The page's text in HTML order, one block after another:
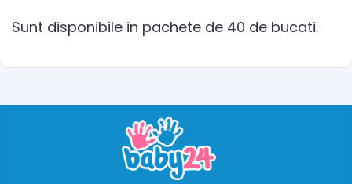
Sunt disponibile in pachete de 40 de bucati.